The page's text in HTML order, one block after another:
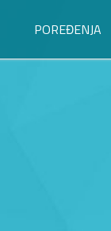
POREĐENJA